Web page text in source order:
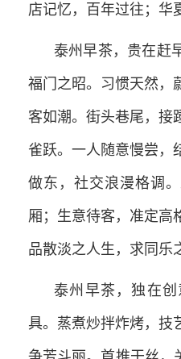
店记忆，百年过往；华
泰州早茶，贵在赶
福门之昭。习惯天然，
客如潮。街头巷尾，接
雀跃。一人随意慢尝，
做东，社交浪漫格调
厢；生意待客，准定高
品散淡之人生，求同乐
泰州早茶，独在
具。蒸煮炒拌炸烤，技